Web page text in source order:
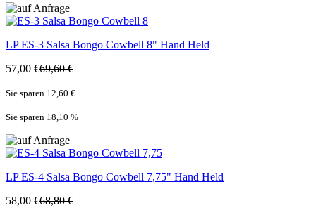
LPES-3 Salsa Bongo Cowbell 8" Hand Held
57,00 €69,60 €
Sie sparen 12,60 €
Sie sparen 18,10 %
LPES-4 Salsa Bongo Cowbell 7,75" Hand Held
58,00 €68,80 €